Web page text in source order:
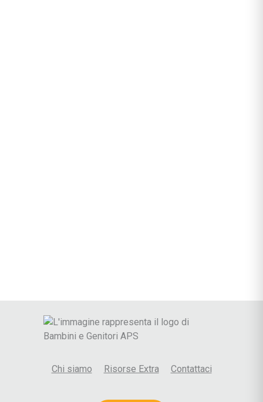
Chi siamo Risorse Extra Contattaci